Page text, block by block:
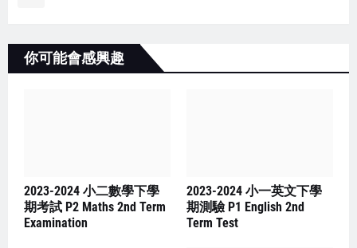
你可能會感興趣
2023-2024 小二數學下學
期考試 P2 Maths 2nd Term
Examination
2023-2024 小一英文下學
期測驗 P1 English 2nd
Term Test